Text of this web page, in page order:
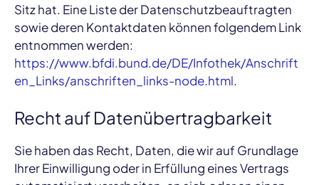
Sitz hat. Eine Liste der Datenschutzbeauftragten
sowie deren Kontaktdaten können folgendem Link
entnommen werden:
https://www.bfdi.bund.de/DE/Infothek/Anschrift
en_Links/anschriften_links-node.html.
Recht auf Datenübertragbarkeit
Sie haben das Recht, Daten, die wir auf Grundlage
Ihrer Einwilligung oder in Erfüllung eines Vertrags